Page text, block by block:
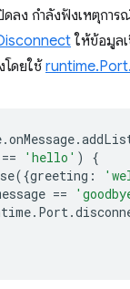
ลง กำลังฟังเหตุการ
ให้ข้อมูล
ดยใช้
.onMessage.
== 'hello' )
{
({greeting :
==
. Port.